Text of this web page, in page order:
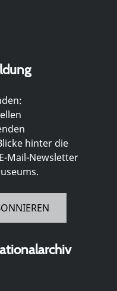
hinter die
Mail-Newsletter